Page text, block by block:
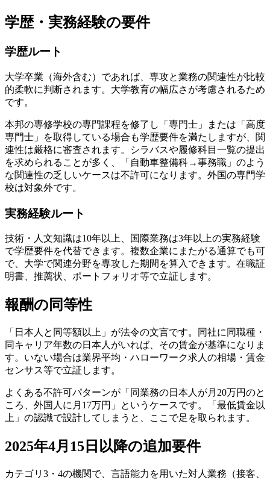
学歴・実務経験の要件
学歴ルート
大学卒業（海外含む）であれば、専攻と業務の関連性が比較
的柔軟に判断されます。大学教育の幅広さが考慮されるため
です。
本邦の専修学校の専門課程を修了し「専門士」または「高度
専門士」を取得している場合も学歴要件を満たしますが、関
連性は厳格に審査されます。シラバスや履修科目一覧の提出
を求められることが多く、「自動車整備科→事務職」のよう
な関連性の乏しいケースは不許可になります。外国の専門学
校は対象外です。
実務経験ルート
技術・人文知識は10年以上、国際業務は3年以上の実務経験
で学歴要件を代替できます。複数企業にまたがる通算でも可
で、大学で関連分野を専攻した期間を算入できます。在職証
明書、推薦状、ポートフォリオ等で立証します。
報酬の同等性
「日本人と同等額以上」が法令の文言です。同社に同職種・
同キャリア年数の日本人がいれば、その賃金が基準になりま
す。いない場合は業界平均・ハローワーク求人の相場・賃金
センサス等で立証します。
よくある不許可パターンが「同業務の日本人が月20万円のと
ころ、外国人に月17万円」というケースです。「最低賃金以
上」の認識で設計してしまうと、ここで足を取られます。
2025年4月15日以降の追加要件
カテゴリ3・4の機関で、言語能力を用いた対人業務（接客、